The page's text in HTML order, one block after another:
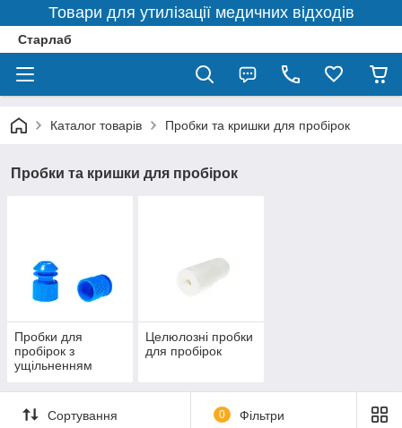
Товари для утилізації медичних відходів
Старлаб
Каталог товарів Пробки та кришки для пробірок
Пробки та кришки для пробірок
Пробки для
пробірок з
ущільненням
Целюлозні пробки
для пробірок
Сортування 0 Фільтри